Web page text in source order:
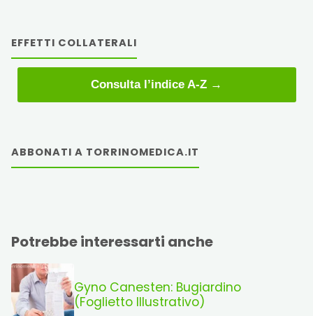
EFFETTI COLLATERALI
Consulta l’indice A-Z →
ABBONATI A TORRINOMEDICA.IT
Potrebbe interessarti anche
Gyno Canesten: Bugiardino
(Foglietto Illustrativo)